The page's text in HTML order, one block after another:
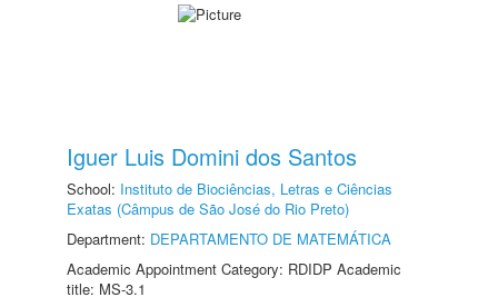
Iguer Luis Domini dos Santos
School: Instituto de Biociências, Letras e Ciências
Exatas (Câmpus de São José do Rio Preto)
Department: DEPARTAMENTO DE MATEMÁTICA
Academic Appointment Category: RDIDP Academic
title: MS-3.1